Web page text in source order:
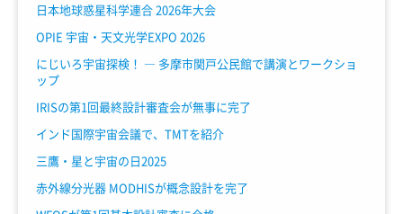
日本地球惑星科学連合 2026年大会
OPIE 宇宙・天文光学EXPO 2026
にじいろ宇宙探検！ ― 多摩市関戸公民館で講演とワークショ
ップ
IRISの第1回最終設計審査会が無事に完了
インド国際宇宙会議で、TMTを紹介
三鷹・星と宇宙の日2025
赤外線分光器 MODHISが概念設計を完了